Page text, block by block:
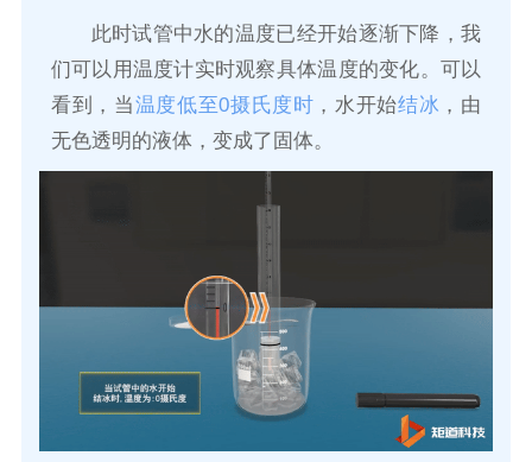
此时试管中水的温度已经开始逐渐下降，我
们可以用温度计实时观察具体温度的变化。可以
看到，当温度低至0摄氏度时 ，水开始结冰 ，由
无色透明的液体，变成了固体。